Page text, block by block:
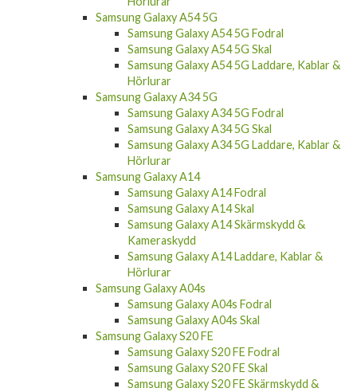
Samsung Galaxy A54 5G Fodral
Samsung Galaxy A54 5G Skal
Samsung Galaxy A54 5G Laddare, Kablar &
Hörlurar
Samsung Galaxy A34 5G
Samsung Galaxy A34 5G Fodral
Samsung Galaxy A34 5G Skal
Samsung Galaxy A34 5G Laddare, Kablar &
Hörlurar
Samsung Galaxy A14
Samsung Galaxy A14 Fodral
Samsung Galaxy A14 Skal
Samsung Galaxy A14 Skärmskydd &
Kameraskydd
Samsung Galaxy A14 Laddare, Kablar &
Hörlurar
Samsung Galaxy A04s
Samsung Galaxy A04s Fodral
Samsung Galaxy A04s Skal
Samsung Galaxy S20 FE
Samsung Galaxy S20 FE Fodral
Samsung Galaxy S20 FE Skal
Samsung Galaxy S20 FE Skärmskydd &
Kameraskydd